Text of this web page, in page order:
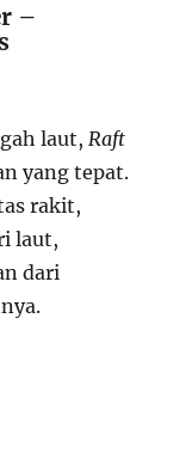
–
laut,Raft
yang tepat.
rakit,
laut,
dari